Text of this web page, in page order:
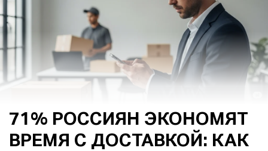
71% РОССИЯН ЭКОНОМЯТ
ВРЕМЯ С ДОСТАВКОЙ: КАК